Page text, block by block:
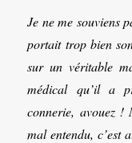
Je ne me souviens
portait trop bien
sur un véritable
médical qu’il a
connerie, avouez !
mal entendu, c’est